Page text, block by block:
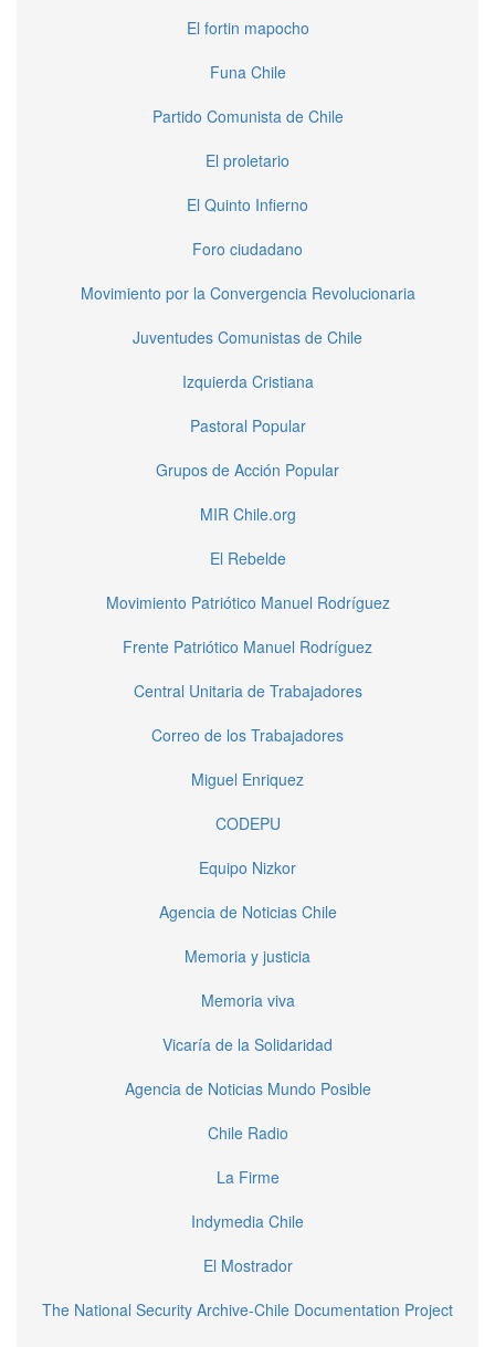
El fortin mapocho
Funa Chile
Partido Comunista de Chile
El proletario
El Quinto Infierno
Foro ciudadano
Movimiento por la Convergencia Revolucionaria
Juventudes Comunistas de Chile
Izquierda Cristiana
Pastoral Popular
Grupos de Acción Popular
MIR Chile.org
El Rebelde
Movimiento Patriótico Manuel Rodríguez
Frente Patriótico Manuel Rodríguez
Central Unitaria de Trabajadores
Correo de los Trabajadores
Miguel Enriquez
CODEPU
Equipo Nizkor
Agencia de Noticias Chile
Memoria y justicia
Memoria viva
Vicaría de la Solidaridad
Agencia de Noticias Mundo Posible
Chile Radio
La Firme
Indymedia Chile
El Mostrador
The National Security Archive-Chile Documentation Project